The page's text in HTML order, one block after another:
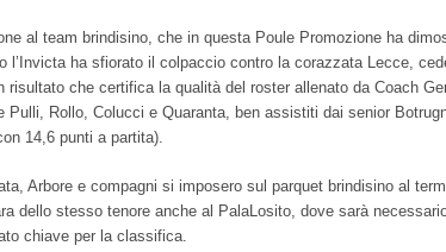
al team brindisino, che in questa Poule Promozione ha
l’Invicta ha sfiorato il colpaccio contro la corazzata Lecce,
risultato che certifica la qualità del roster allenato da Coach
Pulli, Rollo, Colucci e Quaranta, ben assistiti dai senior
14,6 punti a partita).
Arbore e compagni si imposero sul parquet brindisino al
dello stesso tenore anche al PalaLosito, dove sarà
chiave per la classifica.